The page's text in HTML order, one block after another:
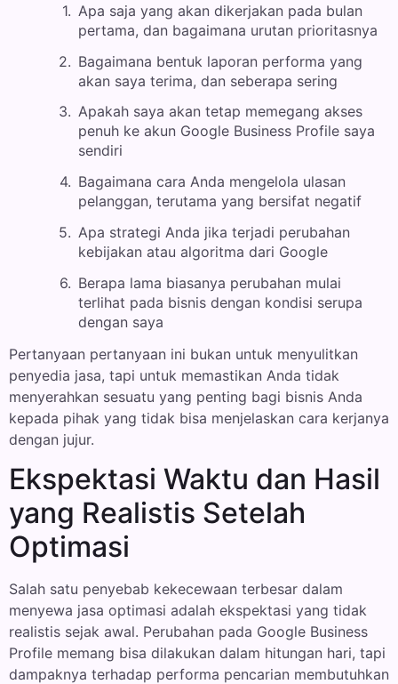
Apa saja yang akan dikerjakan pada bulan
pertama, dan bagaimana urutan prioritasnya
Bagaimana bentuk laporan performa yang
akan saya terima, dan seberapa sering
Apakah saya akan tetap memegang akses
penuh ke akun Google Business Profile saya
sendiri
Bagaimana cara Anda mengelola ulasan
pelanggan, terutama yang bersifat negatif
Apa strategi Anda jika terjadi perubahan
kebijakan atau algoritma dari Google
Berapa lama biasanya perubahan mulai
terlihat pada bisnis dengan kondisi serupa
dengan saya
Pertanyaan pertanyaan ini bukan untuk menyulitkan
penyedia jasa, tapi untuk memastikan Anda tidak
menyerahkan sesuatu yang penting bagi bisnis Anda
kepada pihak yang tidak bisa menjelaskan cara kerjanya
dengan jujur.
Ekspektasi Waktu dan Hasil
yang Realistis Setelah
Optimasi
Salah satu penyebab kekecewaan terbesar dalam
menyewa jasa optimasi adalah ekspektasi yang tidak
realistis sejak awal. Perubahan pada Google Business
Profile memang bisa dilakukan dalam hitungan hari, tapi
dampaknya terhadap performa pencarian membutuhkan